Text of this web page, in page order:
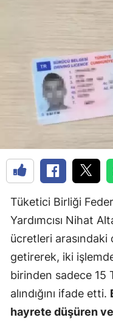
Tüketici Birliği
Yardımcısı Nihat
ücretleri arasındaki
getirerek, iki
birinden sadece 15
alındığını ifade etti.
hayrete düşüren ve